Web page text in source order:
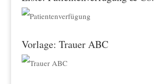
Vorlage: Trauer ABC